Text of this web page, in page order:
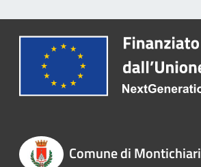
Comune di Montichiari